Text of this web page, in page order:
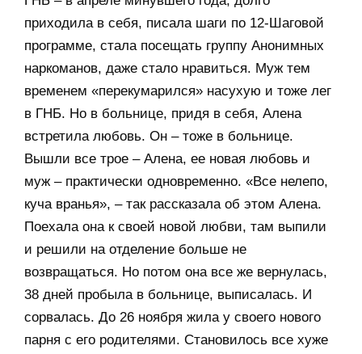
приходила в себя, писала шаги по 12-Шаговой
программе, стала посещать группу Анонимных
наркоманов, даже стало нравиться. Муж тем
временем «перекумарился» насухую и тоже лег
в ГНБ. Но в больнице, придя в себя, Алена
встретила любовь. Он – тоже в больнице.
Вышли все трое – Алена, ее новая любовь и
муж – практически одновременно. «Все нелепо,
куча вранья», – так рассказала об этом Алена.
Поехала она к своей новой любви, там выпили
и решили на отделение больше не
возвращаться. Но потом она все же вернулась,
38 дней пробыла в больнице, выписалась. И
сорвалась. До 26 ноября жила у своего нового
парня с его родителями. Становилось все хуже